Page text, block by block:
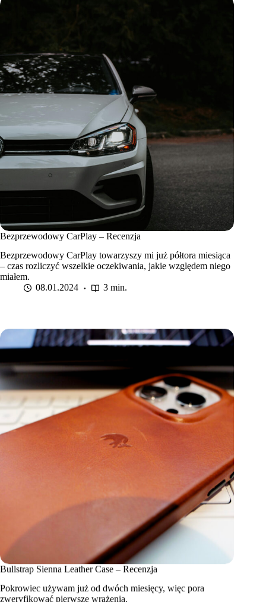
Bezprzewodowy CarPlay – Recenzja
Bezprzewodowy CarPlay towarzyszy mi już półtora miesiąca
– czas rozliczyć wszelkie oczekiwania, jakie względem niego
miałem.
08.01.2024
3 min.
Bullstrap Sienna Leather Case – Recenzja
Pokrowiec używam już od dwóch miesięcy, więc pora
zweryfikować pierwsze wrażenia.